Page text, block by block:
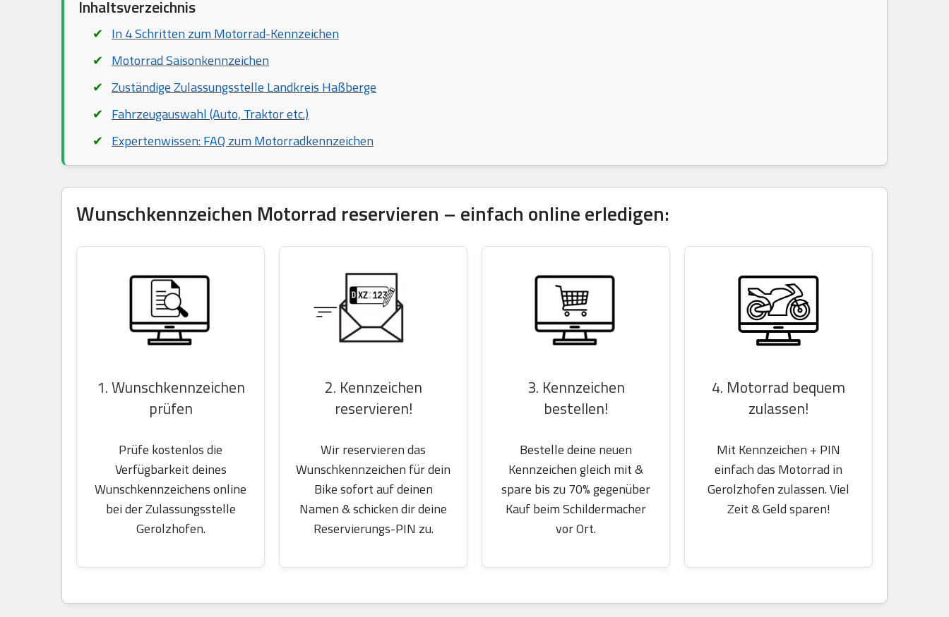
Inhaltsverzeichnis
In 4 Schritten zum Motorrad-Kennzeichen
Motorrad Saisonkennzeichen
Zuständige Zulassungsstelle Landkreis Haßberge
Fahrzeugauswahl (Auto, Traktor etc.)
Expertenwissen: FAQ zum Motorradkennzeichen
Wunschkennzeichen Motorrad reservieren – einfach online erledigen:
1. Wunschkennzeichen
prüfen
Prüfe kostenlos die
Verfügbarkeit deines
Wunschkennzeichens online
bei der Zulassungsstelle
Gerolzhofen.
2. Kennzeichen
reservieren!
Wir reservieren das
Wunschkennzeichen für dein
Bike sofort auf deinen
Namen & schicken dir deine
Reservierungs-PIN zu.
3. Kennzeichen
bestellen!
Bestelle deine neuen
Kennzeichen gleich mit &
spare bis zu 70% gegenüber
Kauf beim Schildermacher
vor Ort.
4. Motorrad bequem
zulassen!
Mit Kennzeichen + PIN
einfach das Motorrad in
Gerolzhofen zulassen. Viel
Zeit & Geld sparen!